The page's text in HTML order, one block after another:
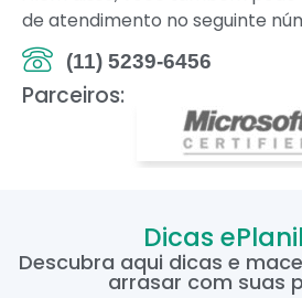
de atendimento no seguinte
(11) 5239-6456
Parceiros:
Dicas
Descubra aqui dicas e
arrasar com suas